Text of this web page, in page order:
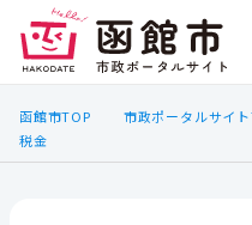
函館市TOP 市政ポータルサイ
税金